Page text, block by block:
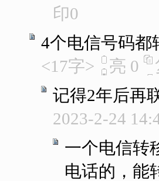
印0
4个电信号码都
<17字>
亮 0
记得2年后再
2023-2-24
一个电信转
电话的，能